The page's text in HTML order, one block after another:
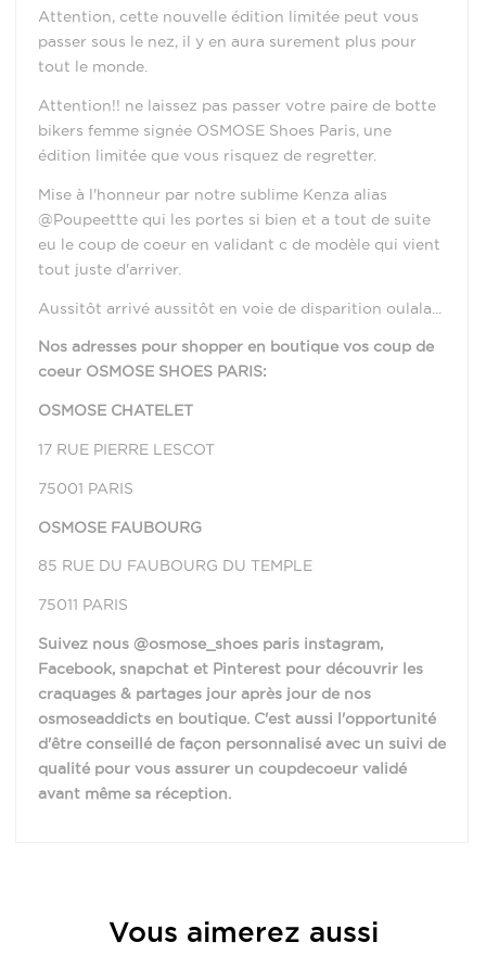
Attention, cette nouvelle édition limitée peut vous
passer sous le nez, il y en aura surement plus pour
tout le monde.
Attention!! ne laissez pas passer votre paire de botte
bikers femme signée OSMOSE Shoes Paris, une
édition limitée que vous risquez de regretter.
Mise à l'honneur par notre sublime Kenza alias
@Poupeettte qui les portes si bien et a tout de suite
eu le coup de coeur en validant c de modèle qui vient
tout juste d'arriver.
Aussitôt arrivé aussitôt en voie de disparition oulala...
Nos adresses pour shopper en boutique vos coup de
coeur OSMOSE SHOES PARIS:
OSMOSE CHATELET
17 RUE PIERRE LESCOT
75001 PARIS
OSMOSE FAUBOURG
85 RUE DU FAUBOURG DU TEMPLE
75011 PARIS
Suivez nous @osmose_shoes paris instagram,
Facebook, snapchat et Pinterest pour découvrir les
craquages & partages jour après jour de nos
osmoseaddicts en boutique. C'est aussi l'opportunité
d'être conseillé de façon personnalisé avec un suivi de
qualité pour vous assurer un coupdecoeur validé
avant même sa réception.
Vous aimerez aussi